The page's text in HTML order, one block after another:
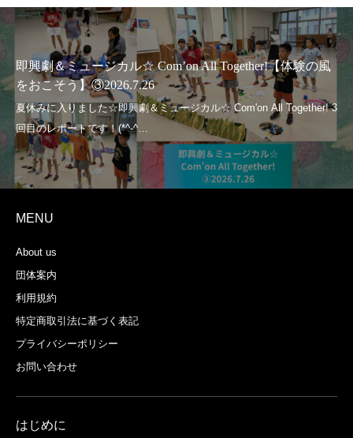
即興劇＆ミュージカル☆ Com’on All Together!【体験の風
をおこそう】③2026.7.26
MENU
About us
団体案内
利用規約
特定商取引法に基づく表記
プライバシーポリシー
お問い合わせ
はじめに